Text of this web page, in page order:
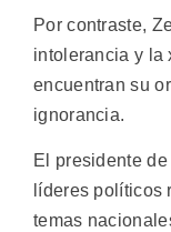
Por contraste,
intolerancia y la
encuentran su
ignorancia.
El presidente
líderes políticos
temas